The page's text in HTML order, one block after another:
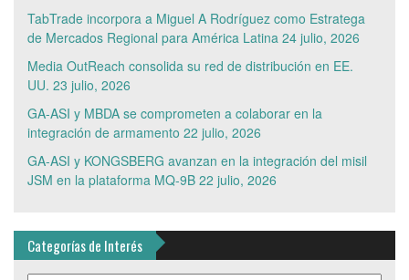
TabTrade incorpora a Miguel A Rodríguez como Estratega
de Mercados Regional para América Latina 24 julio, 2026
Media OutReach consolida su red de distribución en EE.
UU. 23 julio, 2026
GA-ASI y MBDA se comprometen a colaborar en la
integración de armamento 22 julio, 2026
GA-ASI y KONGSBERG avanzan en la integración del misil
JSM en la plataforma MQ-9B 22 julio, 2026
Categorías de Interés